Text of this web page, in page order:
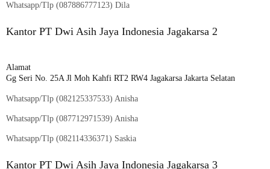
Whatsapp/Tlp (087886777123) Dila
Kantor PT Dwi Asih Jaya Indonesia Jagakarsa 2
Alamat
Gg Seri No. 25A Jl Moh Kahfi RT2 RW4 Jagakarsa Jakarta Selatan
Whatsapp/Tlp (082125337533) Anisha
Whatsapp/Tlp (087712971539) Anisha
Whatsapp/Tlp (082114336371) Saskia
Kantor PT Dwi Asih Jaya Indonesia Jagakarsa 3